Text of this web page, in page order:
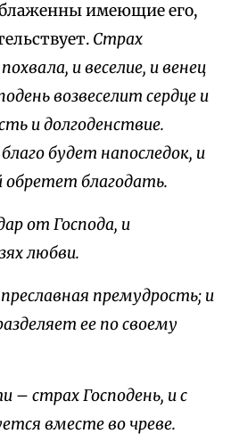
имеющие его,
Страх
и веселие, и венец
возвеселит сердце и
и долгоденствие.
будет напоследок, и
обретет благодать.
от Господа, и
любви.
премудрость; и
ее по своему
– страх Господень, и с
вместе во чреве.